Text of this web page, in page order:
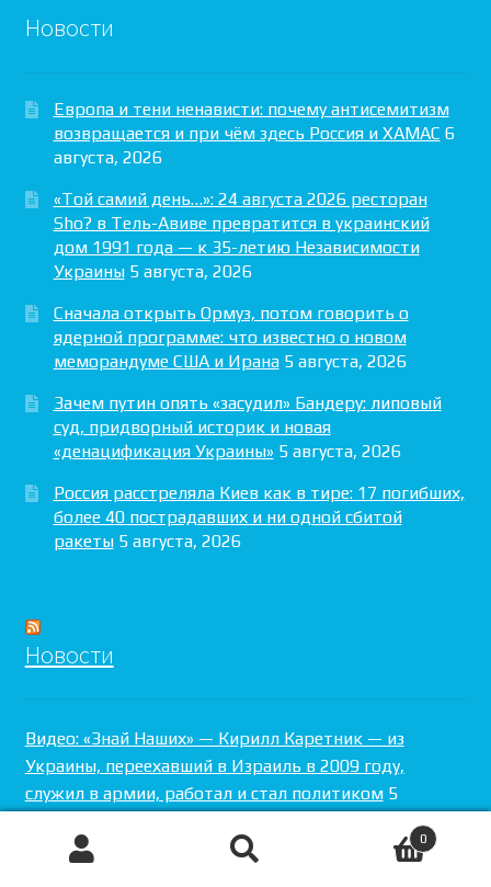
Новости
Европа и тени ненависти: почему антисемитизм
возвращается и при чём здесь Россия и ХАМАС 6
августа, 2026
«Той самий день…»: 24 августа 2026 ресторан
Sho? в Тель-Авиве превратится в украинский
дом 1991 года — к 35-летию Независимости
Украины 5 августа, 2026
Сначала открыть Ормуз, потом говорить о
ядерной программе: что известно о новом
меморандуме США и Ирана 5 августа, 2026
Зачем путин опять «засудил» Бандеру: липовый
суд, придворный историк и новая
«денацификация Украины» 5 августа, 2026
Россия расстреляла Киев как в тире: 17 погибших,
более 40 пострадавших и ни одной сбитой
ракеты 5 августа, 2026
Новости
Видео: «Знай Наших» — Кирилл Каретник — из
Украины, переехавший в Израиль в 2009 году,
служил в армии, работал и стал политиком 5
Место, где звучит «Мир вам!» — откройте для себя
0